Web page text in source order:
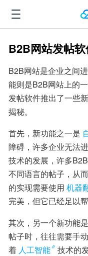
B2B网站发帖软
B2B网站是企业之间
能则是B2B网站上的
发帖软件推出了一些
揭秘。
首先，新功能之一是
障碍，许多企业无法
技术的发展，许多
不同语言的帖子，从
的实现需要使用 机器
完美，但它已经足以
其次，另一个新功能
帖子时，往往需要手
着 人工智能
技术的